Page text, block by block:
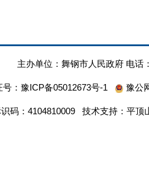
主办单位：舞钢市人民政府 电话
： 豫ICP备05012673号-1 豫公
码：4104810009 技术支持：平顶